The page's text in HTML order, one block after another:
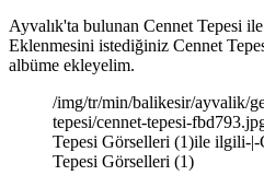
Ayvalık'ta bulunan Cennet Tepesi
Eklenmesini istediğiniz Cennet
albüme ekleyelim.
/img/tr/min/balikesir/ayvalik/
tepesi/cennet-tepesi-
Tepesi Görselleri (1)ile ilgili-|-
Tepesi Görselleri (1)